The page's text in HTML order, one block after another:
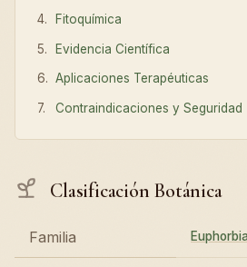
Fitoquímica
Evidencia Científica
Aplicaciones Terapéuticas
Contraindicaciones y Seguridad
Clasificación Botánica
Familia